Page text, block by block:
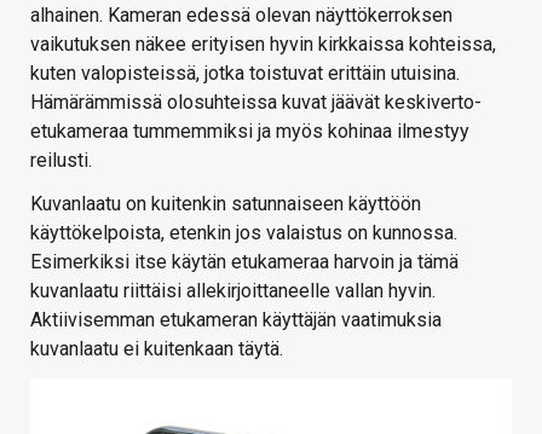
alhainen. Kameran edessä olevan näyttökerroksen
vaikutuksen näkee erityisen hyvin kirkkaissa kohteissa,
kuten valopisteissä, jotka toistuvat erittäin utuisina.
Hämärämmissä olosuhteissa kuvat jäävät keskiverto-
etukameraa tummemmiksi ja myös kohinaa ilmestyy
reilusti.
Kuvanlaatu on kuitenkin satunnaiseen käyttöön
käyttökelpoista, etenkin jos valaistus on kunnossa.
Esimerkiksi itse käytän etukameraa harvoin ja tämä
kuvanlaatu riittäisi allekirjoittaneelle vallan hyvin.
Aktiivisemman etukameran käyttäjän vaatimuksia
kuvanlaatu ei kuitenkaan täytä.